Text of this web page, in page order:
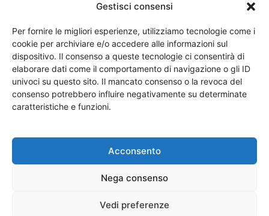
Gestisci consensi
Per fornire le migliori esperienze, utilizziamo tecnologie come i
cookie per archiviare e/o accedere alle informazioni sul
dispositivo. Il consenso a queste tecnologie ci consentirà di
elaborare dati come il comportamento di navigazione o gli ID
univoci su questo sito. Il mancato consenso o la revoca del
consenso potrebbero influire negativamente su determinate
caratteristiche e funzioni.
Acconsento
Nega consenso
Vedi preferenze
Chi siamo I Nostri Clienti
© Copyright 2017 - MilanoEvents.it© managed by